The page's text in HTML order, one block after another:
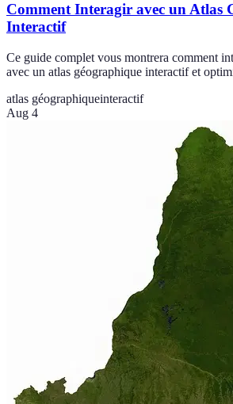
Comment Interagir avec un Atlas
Interactif
Ce guide complet vous montrera comment
avec un atlas géographique interactif et
atlas géographiqueinteractif
Aug 4